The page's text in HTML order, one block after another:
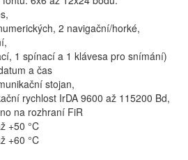
2 navigační/horké,
1 spínací a 1 klávesa pro snímání)
a čas
stojan,
rychlost IrDA 9600 až 115200 Bd,
na rozhraní FiR
+50 °C
+60 °C